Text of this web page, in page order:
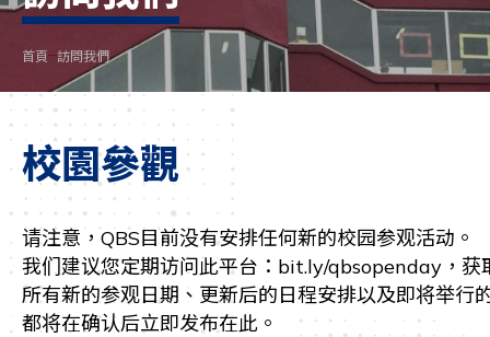
首頁 訪問我們
校園參觀
请注意，QBS目前没有安排任何新的校园参观活动。
我们建议您定期访问此平台：bit.ly/qbsopenday，获
所有新的参观日期、更新后的日程安排以及即将举行
都将在确认后立即发布在此。